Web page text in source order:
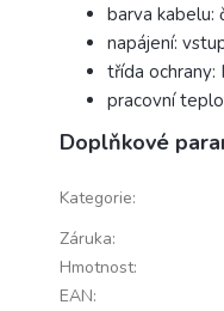
barva kabelu:
napájení:
třída ochrany:
pracovní
Doplňkové
Kategorie:
Záruka:
Hmotnost:
EAN: